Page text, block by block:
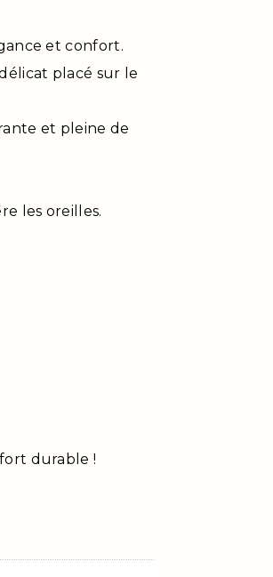
et confort.
placé sur le
et pleine de
les oreilles.
durable !